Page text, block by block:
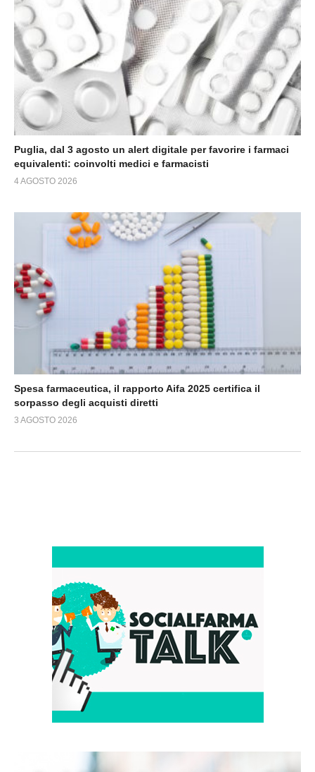
Puglia, dal 3 agosto un alert digitale per favorire i farmaci
equivalenti: coinvolti medici e farmacisti
4 AGOSTO 2026
Spesa farmaceutica, il rapporto Aifa 2025 certifica il
sorpasso degli acquisti diretti
3 AGOSTO 2026